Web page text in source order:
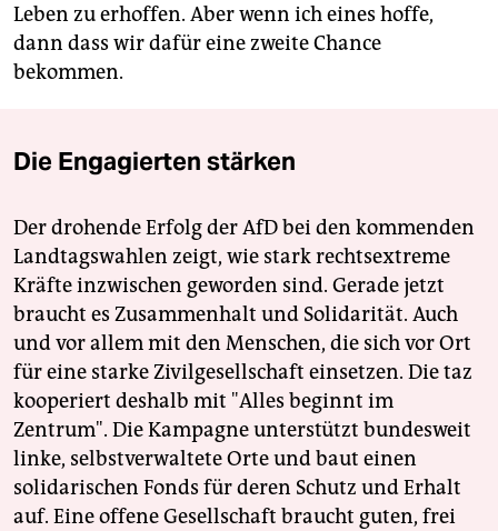
Leben zu erhoffen. Aber wenn ich eines hoffe,
dann dass wir dafür eine zweite Chance
bekommen.
Die Engagierten stärken
Der drohende Erfolg der AfD bei den kommenden
Landtagswahlen zeigt, wie stark rechtsextreme
Kräfte inzwischen geworden sind. Gerade jetzt
braucht es Zusammenhalt und Solidarität. Auch
und vor allem mit den Menschen, die sich vor Ort
für eine starke Zivilgesellschaft einsetzen. Die taz
kooperiert deshalb mit "Alles beginnt im
Zentrum". Die Kampagne unterstützt bundesweit
linke, selbstverwaltete Orte und baut einen
solidarischen Fonds für deren Schutz und Erhalt
auf. Eine offene Gesellschaft braucht guten, frei